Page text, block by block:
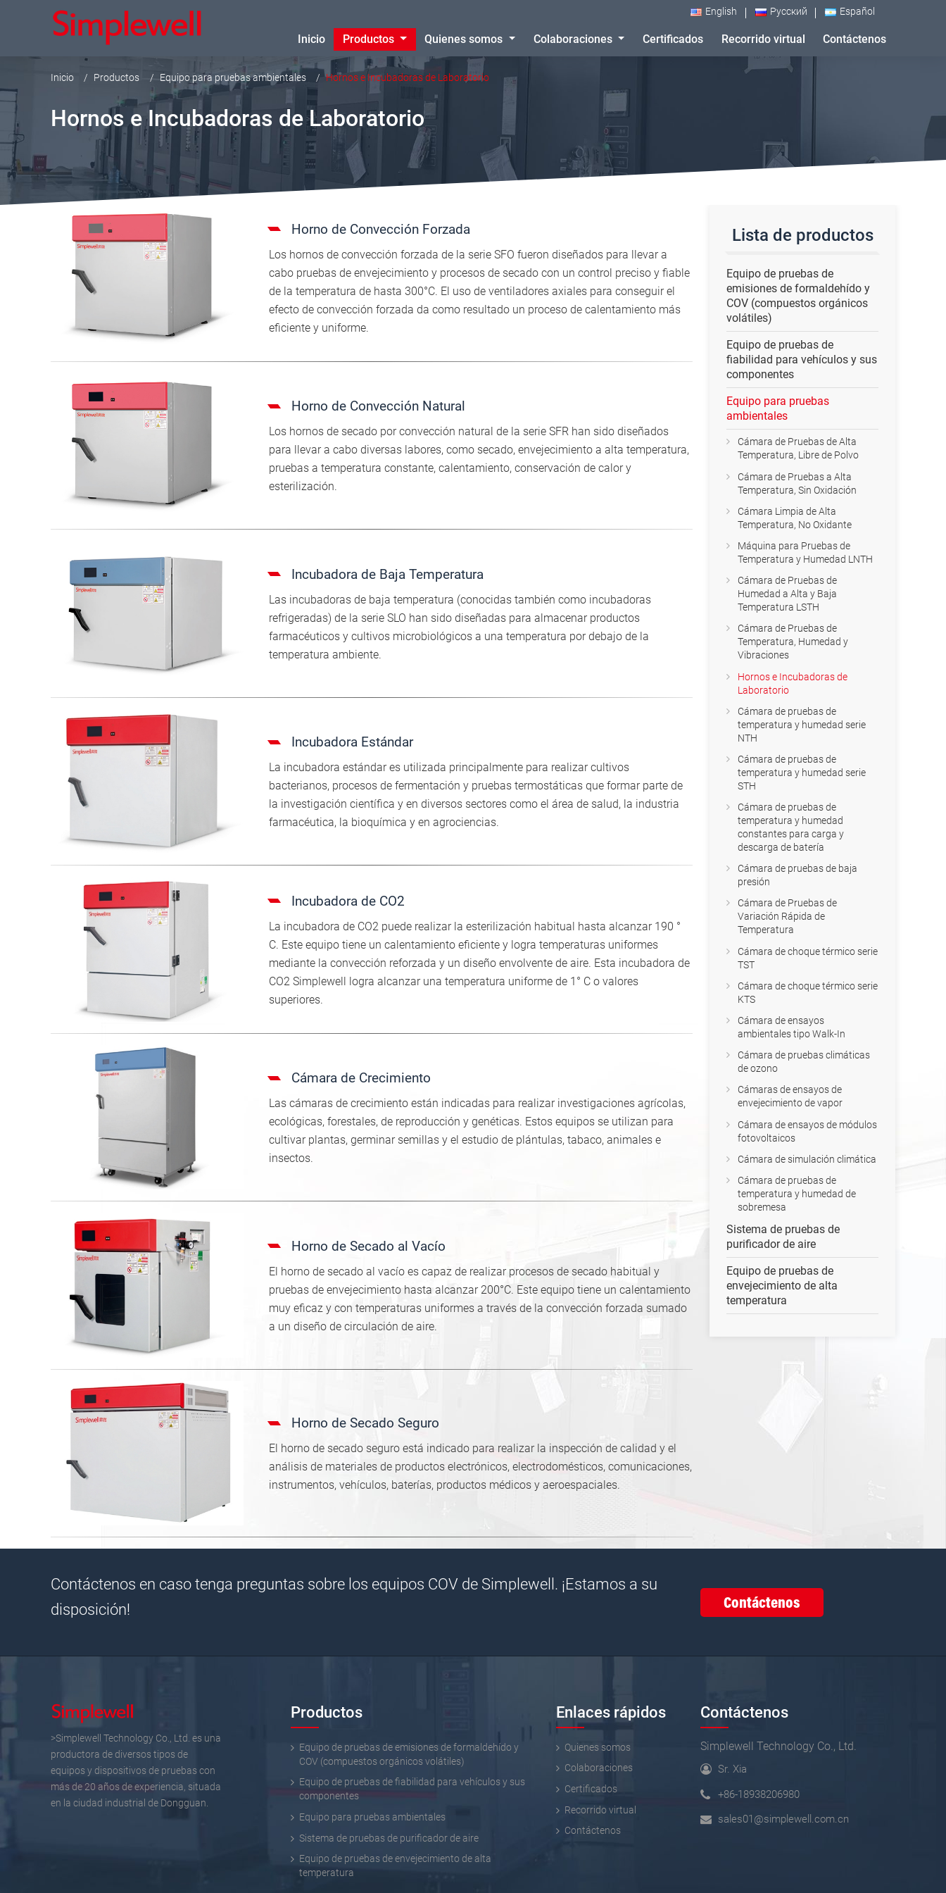
English Русский Español
Inicio Productos Quienes somos Colaboraciones Certificados Recorrido virtual Contáctenos
Inicio Productos Equipo para pruebas ambientales Hornos e Incubadoras de Laboratorio
Hornos e Incubadoras de Laboratorio
Horno de Convección Forzada
Los hornos de convección forzada de la serie SFO fueron diseñados para llevar a
cabo pruebas de envejecimiento y procesos de secado con un control preciso y fiable
de la temperatura de hasta 300°C. El uso de ventiladores axiales para conseguir el
efecto de convección forzada da como resultado un proceso de calentamiento más
eficiente y uniforme.
Horno de Convección Natural
Los hornos de secado por convección natural de la serie SFR han sido diseñados
para llevar a cabo diversas labores, como secado, envejecimiento a alta temperatura,
pruebas a temperatura constante, calentamiento, conservación de calor y
esterilización.
Incubadora de Baja Temperatura
Las incubadoras de baja temperatura (conocidas también como incubadoras
refrigeradas) de la serie SLO han sido diseñadas para almacenar productos
farmacéuticos y cultivos microbiológicos a una temperatura por debajo de la
temperatura ambiente.
Incubadora Estándar
La incubadora estándar es utilizada principalmente para realizar cultivos
bacterianos, procesos de fermentación y pruebas termostáticas que formar parte de
la investigación científica y en diversos sectores como el área de salud, la industria
farmacéutica, la bioquímica y en agrociencias.
Incubadora de CO2
La incubadora de CO2 puede realizar la esterilización habitual hasta alcanzar 190 °
C. Este equipo tiene un calentamiento eficiente y logra temperaturas uniformes
mediante la convección reforzada y un diseño envolvente de aire. Esta incubadora de
CO2 Simplewell logra alcanzar una temperatura uniforme de 1° C o valores
superiores.
Cámara de Crecimiento
Las cámaras de crecimiento están indicadas para realizar investigaciones agrícolas,
ecológicas, forestales, de reproducción y genéticas. Estos equipos se utilizan para
cultivar plantas, germinar semillas y el estudio de plántulas, tabaco, animales e
insectos.
Horno de Secado al Vacío
El horno de secado al vacío es capaz de realizar procesos de secado habitual y
pruebas de envejecimiento hasta alcanzar 200°C. Este equipo tiene un calentamiento
muy eficaz y con temperaturas uniformes a través de la convección forzada sumado
a un diseño de circulación de aire.
Horno de Secado Seguro
El horno de secado seguro está indicado para realizar la inspección de calidad y el
análisis de materiales de productos electrónicos, electrodomésticos, comunicaciones,
instrumentos, vehículos, baterías, productos médicos y aeroespaciales.
Lista de productos
Equipo de pruebas de
emisiones de formaldehído y
COV (compuestos orgánicos
volátiles)
Equipo de pruebas de
fiabilidad para vehículos y sus
componentes
Equipo para pruebas
ambientales
Cámara de Pruebas de Alta
Temperatura, Libre de Polvo
Cámara de Pruebas a Alta
Temperatura, Sin Oxidación
Cámara Limpia de Alta
Temperatura, No Oxidante
Máquina para Pruebas de
Temperatura y Humedad LNTH
Cámara de Pruebas de
Humedad a Alta y Baja
Temperatura LSTH
Cámara de Pruebas de
Temperatura, Humedad y
Vibraciones
Hornos e Incubadoras de
Laboratorio
Cámara de pruebas de
temperatura y humedad serie
NTH
Cámara de pruebas de
temperatura y humedad serie
STH
Cámara de pruebas de
temperatura y humedad
constantes para carga y
descarga de batería
Cámara de pruebas de baja
presión
Cámara de Pruebas de
Variación Rápida de
Temperatura
Cámara de choque térmico serie
TST
Cámara de choque térmico serie
KTS
Cámara de ensayos
ambientales tipo Walk-In
Cámara de pruebas climáticas
de ozono
Cámaras de ensayos de
envejecimiento de vapor
Cámara de ensayos de módulos
fotovoltaicos
Cámara de simulación climática
Cámara de pruebas de
temperatura y humedad de
sobremesa
Sistema de pruebas de
purificador de aire
Equipo de pruebas de
envejecimiento de alta
temperatura
Contáctenos en caso tenga preguntas sobre los equipos COV de Simplewell. ¡Estamos a su
disposición!
Contáctenos
>Simplewell Technology Co., Ltd. es una
productora de diversos tipos de
equipos y dispositivos de pruebas con
más de 20 años de experiencia, situada
en la ciudad industrial de Dongguan.
Productos
Equipo de pruebas de emisiones de formaldehído y
COV (compuestos orgánicos volátiles)
Equipo de pruebas de fiabilidad para vehículos y sus
componentes
Equipo para pruebas ambientales
Sistema de pruebas de purificador de aire
Equipo de pruebas de envejecimiento de alta
temperatura
Enlaces rápidos
Quienes somos
Colaboraciones
Certificados
Recorrido virtual
Contáctenos
Contáctenos
Simplewell Technology Co., Ltd.
Sr. Xia
+86-18938206980
sales01@simplewell.com.cn